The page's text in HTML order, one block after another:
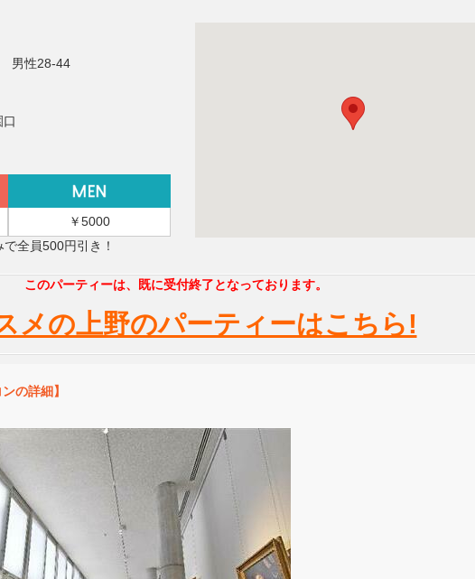
男性28-44
口
￥5000
全員500円引き！
このパーティーは、既に受付終了となっております。
メの上野のパーティーはこちら!
の詳細】